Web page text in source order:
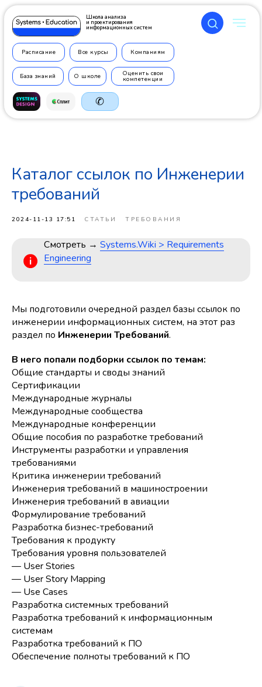
Школа анализа
и проектирования
информационных систем
+7 499
350 7710
Расписание Все курсы Компаниям
Оценить свои
компетенции
База знаний О школе
✆
Каталог ссылок по Инженерии
требований
2024-11-13 17:51 СТАТЬИ ТРЕБОВАНИЯ
Смотреть → Systems.Wiki > Requirements
Engineering
Мы подготовили очередной раздел базы ссылок по
инженерии информационных систем, на этот раз
раздел по Инженерии Требований.
В него попали подборки ссылок по темам:
Общие стандарты и своды знаний
Сертификации
Международные журналы
Международные сообщества
Международные конференции
Общие пособия по разработке требований
Инструменты разработки и управления
требованиями
Критика инженерии требований
Инженерия требований в машиностроении
Инженерия требований в авиации
Формулирование требований
Разработка бизнес-требований
Требования к продукту
Требования уровня пользователей
— User Stories
— User Story Mapping
— Use Cases
Разработка системных требований
Разработка требований к информационным
системам
Разработка требований к ПО
Обеспечение полноты требований к ПО